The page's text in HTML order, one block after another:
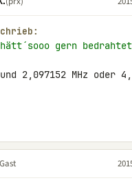
gern
und 2,097152 MHz oder
Gast